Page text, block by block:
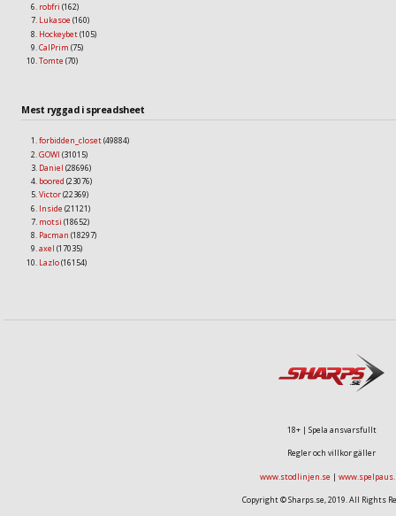
robfri (162)
Lukasoe (160)
Hockeybet(105)
CalPrim (75)
Tomte (70)
Mest ryggad i spreadsheet
forbidden_closet(49884)
GOWI (31015)
Daniel (28696)
boored (23076)
Victor(22369)
Inside (21121)
motsi (18652)
Pacman (18297)
axel (17035)
Lazlo(16154)
18+ | Spela ansvarsfullt
Regler och villkor gäller
www.stodlinjen.se |
Copyright © Sharps.se, 2019. All Rights